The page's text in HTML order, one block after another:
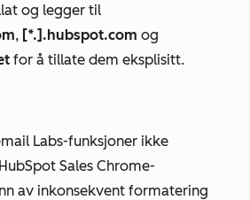
og legger til
, [*.].hubspot.com og
for å tillate dem eksplisitt.
Labs-funksjoner ikke
Sales Chrome-
av inkonsekvent formatering